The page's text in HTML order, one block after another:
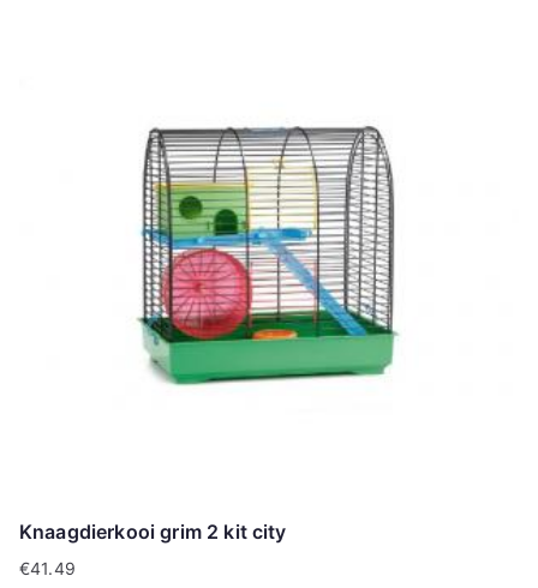
Knaagdierkooi grim 2 kit city
€41.49